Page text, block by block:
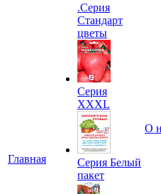
Главная
.Серия
Стандарт
цветы
Серия
XXXL
Серия Белый
пакет
О